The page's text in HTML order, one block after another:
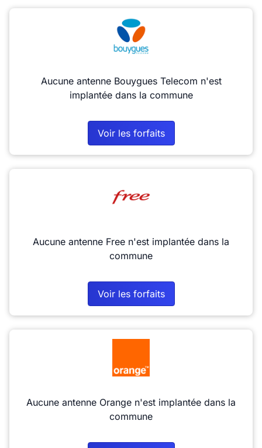
Aucune antenne Bouygues Telecom n'est
implantée dans la commune
Voir les forfaits
Aucune antenne Free n'est implantée dans la
commune
Voir les forfaits
Aucune antenne Orange n'est implantée dans la
commune